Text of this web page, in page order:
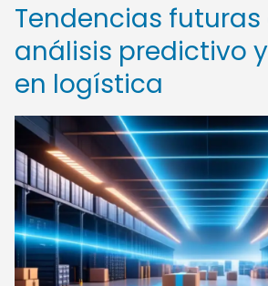
Tendencias futuras
análisis predictivo
en logística